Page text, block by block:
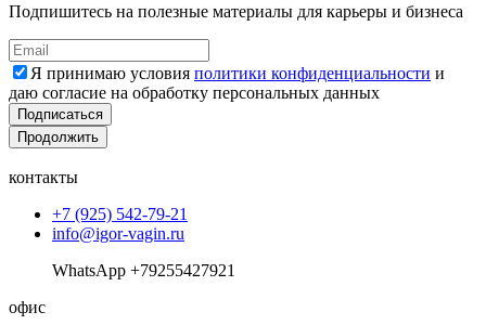
Подпишитесь на полезные материалы для карьеры и бизнеса
Я принимаю условия политики конфиденциальности и
даю согласие на обработку персональных данных
Подписаться
Продолжить
контакты
+7 (925) 542-79-21
info@igor-vagin.ru
WhatsApp +79255427921
офис